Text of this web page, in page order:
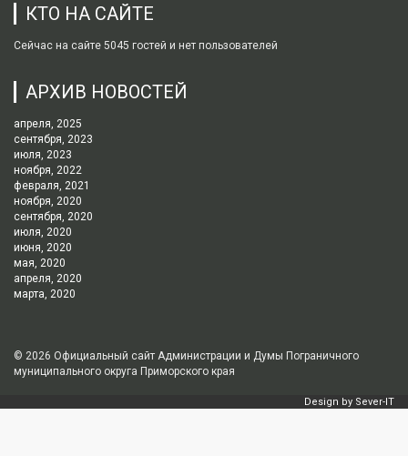
КТО НА САЙТЕ
Сейчас на сайте 5045 гостей и нет пользователей
АРХИВ НОВОСТЕЙ
апреля, 2025
сентября, 2023
июля, 2023
ноября, 2022
февраля, 2021
ноября, 2020
сентября, 2020
июля, 2020
июня, 2020
мая, 2020
апреля, 2020
марта, 2020
© 2026 Официальный сайт Администрации и Думы Пограничного
муниципального округа Приморского края
Design by Sever-IT